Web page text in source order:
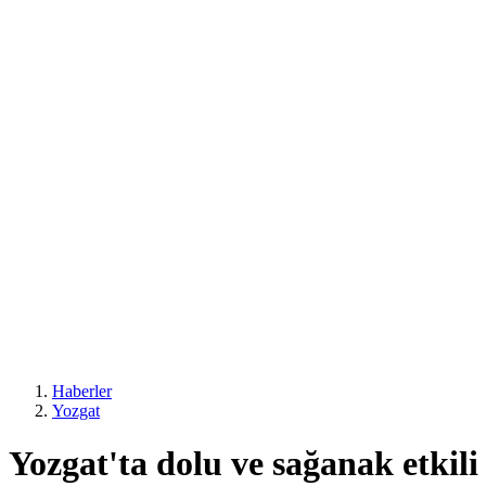
Haberler
Yozgat
Yozgat'ta dolu ve sağanak